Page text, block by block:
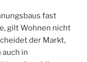
fast
gilt Wohnen nicht
der Markt,
in